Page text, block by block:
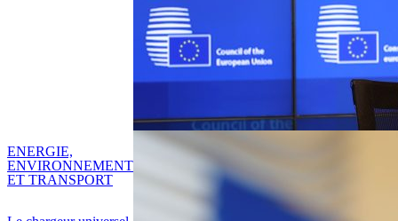
ENERGIE,
ENVIRONNEMENT
ET TRANSPORT